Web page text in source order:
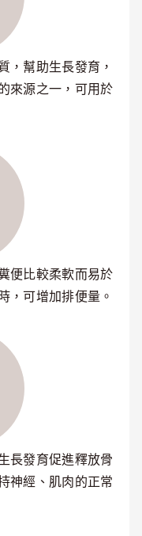
，幫助生長發育，
來源之一，可用於
便比較柔軟而易於
，可增加排便量。
長發育促進釋放骨
神經、肌肉的正常